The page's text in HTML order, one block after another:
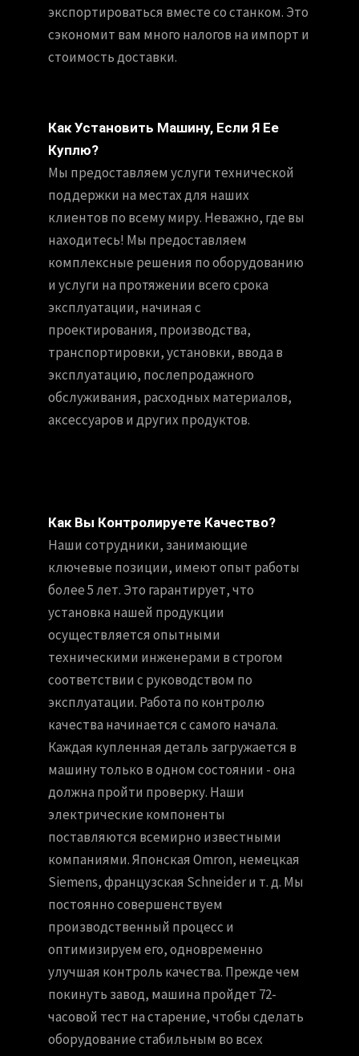
экспортироваться вместе со станком. Это
сэкономит вам много налогов на импорт и
стоимость доставки.
Как Установить Машину, Если Я Ее
Куплю?
Мы предоставляем услуги технической
поддержки на местах для наших
клиентов по всему миру. Неважно, где вы
находитесь! Мы предоставляем
комплексные решения по оборудованию
и услуги на протяжении всего срока
эксплуатации, начиная с
проектирования, производства,
транспортировки, установки, ввода в
эксплуатацию, послепродажного
обслуживания, расходных материалов,
аксессуаров и других продуктов.
Как Вы Контролируете Качество?
Наши сотрудники, занимающие
ключевые позиции, имеют опыт работы
более 5 лет. Это гарантирует, что
установка нашей продукции
осуществляется опытными
техническими инженерами в строгом
соответствии с руководством по
эксплуатации. Работа по контролю
качества начинается с самого начала.
Каждая купленная деталь загружается в
машину только в одном состоянии - она
должна пройти проверку. Наши
электрические компоненты
поставляются всемирно известными
компаниями. Японская Omron, немецкая
Siemens, французская Schneider и т. д. Мы
постоянно совершенствуем
производственный процесс и
оптимизируем его, одновременно
улучшая контроль качества. Прежде чем
покинуть завод, машина пройдет 72-
часовой тест на старение, чтобы сделать
оборудование стабильным во всех